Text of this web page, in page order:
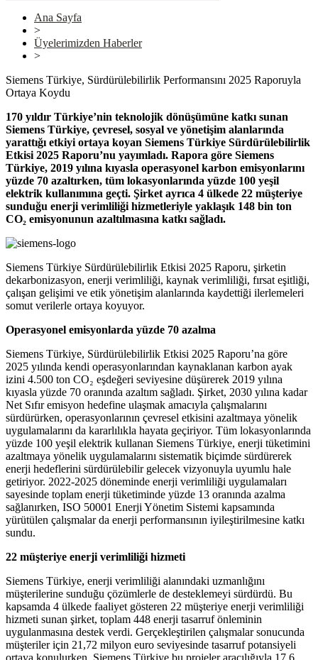
Ana Sayfa
>
Üyelerimizden Haberler
>
Siemens Türkiye, Sürdürülebilirlik Performansını 2025 Raporuyla
Ortaya Koydu
170 yıldır Türkiye’nin teknolojik dönüşümüne katkı sunan
Siemens Türkiye, çevresel, sosyal ve yönetişim alanlarında
yarattığı etkiyi ortaya koyan Siemens Türkiye Sürdürülebilirlik
Etkisi 2025 Raporu’nu yayımladı. Rapora göre Siemens
Türkiye, 2019 yılına kıyasla operasyonel karbon emisyonlarını
yüzde 70 azaltırken, tüm lokasyonlarında yüzde 100 yeşil
elektrik kullanımına geçti. Şirket ayrıca 4 ülkede 22 müşteriye
sunduğu enerji verimliliği hizmetleriyle yaklaşık 148 bin ton
CO₂ emisyonunun azaltılmasına katkı sağladı.
Siemens Türkiye Sürdürülebilirlik Etkisi 2025 Raporu, şirketin
dekarbonizasyon, enerji verimliliği, kaynak verimliliği, fırsat eşitliği,
çalışan gelişimi ve etik yönetişim alanlarında kaydettiği ilerlemeleri
somut verilerle ortaya koyuyor.
Operasyonel emisyonlarda yüzde 70 azalma
Siemens Türkiye, Sürdürülebilirlik Etkisi 2025 Raporu’na göre
2025 yılında kendi operasyonlarından kaynaklanan karbon ayak
izini 4.500 ton CO₂ eşdeğeri seviyesine düşürerek 2019 yılına
kıyasla yüzde 70 oranında azaltım sağladı. Şirket, 2030 yılına kadar
Net Sıfır emisyon hedefine ulaşmak amacıyla çalışmalarını
sürdürürken, operasyonlarının çevresel etkisini azaltmaya yönelik
uygulamalarını da kararlılıkla hayata geçiriyor. Tüm lokasyonlarında
yüzde 100 yeşil elektrik kullanan Siemens Türkiye, enerji tüketimini
azaltmaya yönelik uygulamalarını sistematik biçimde sürdürerek
enerji hedeflerini sürdürülebilir gelecek vizyonuyla uyumlu hale
getiriyor. 2022-2025 döneminde enerji verimliliği uygulamaları
sayesinde toplam enerji tüketiminde yüzde 13 oranında azalma
sağlanırken, ISO 50001 Enerji Yönetim Sistemi kapsamında
yürütülen çalışmalar da enerji performansının iyileştirilmesine katkı
sundu.
22 müşteriye enerji verimliliği hizmeti
Siemens Türkiye, enerji verimliliği alanındaki uzmanlığını
müşterilerine sunduğu çözümlerle de desteklemeyi sürdürdü. Bu
kapsamda 4 ülkede faaliyet gösteren 22 müşteriye enerji verimliliği
hizmeti sunan şirket, toplam 448 enerji tasarruf önleminin
uygulanmasına destek verdi. Gerçekleştirilen çalışmalar sonucunda
müşteriler için 21,72 milyon euro seviyesinde tasarruf potansiyeli